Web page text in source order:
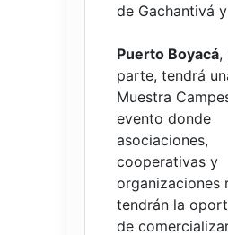
de Gachantivá
Puerto Boyacá,
parte, tendrá
Muestra
evento donde
asociaciones,
cooperativas y
organizaciones
tendrán la
de